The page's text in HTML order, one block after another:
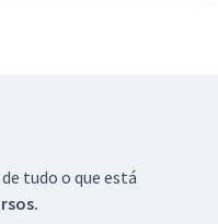
tudo o que está